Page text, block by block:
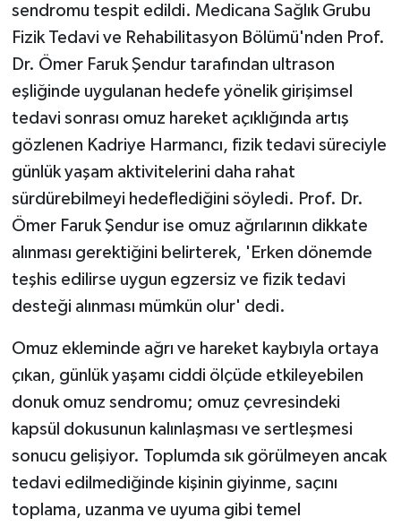
sendromu tespit edildi. Medicana Sağlık Grubu
Fizik Tedavi ve Rehabilitasyon Bölümü'nden Prof.
Dr. Ömer Faruk Şendur tarafından ultrason
eşliğinde uygulanan hedefe yönelik girişimsel
tedavi sonrası omuz hareket açıklığında artış
gözlenen Kadriye Harmancı, fizik tedavi süreciyle
günlük yaşam aktivitelerini daha rahat
sürdürebilmeyi hedeflediğini söyledi. Prof. Dr.
Ömer Faruk Şendur ise omuz ağrılarının dikkate
alınması gerektiğini belirterek, 'Erken dönemde
teşhis edilirse uygun egzersiz ve fizik tedavi
desteği alınması mümkün olur' dedi.
Omuz ekleminde ağrı ve hareket kaybıyla ortaya
çıkan, günlük yaşamı ciddi ölçüde etkileyebilen
donuk omuz sendromu; omuz çevresindeki
kapsül dokusunun kalınlaşması ve sertleşmesi
sonucu gelişiyor. Toplumda sık görülmeyen ancak
tedavi edilmediğinde kişinin giyinme, saçını
toplama, uzanma ve uyuma gibi temel